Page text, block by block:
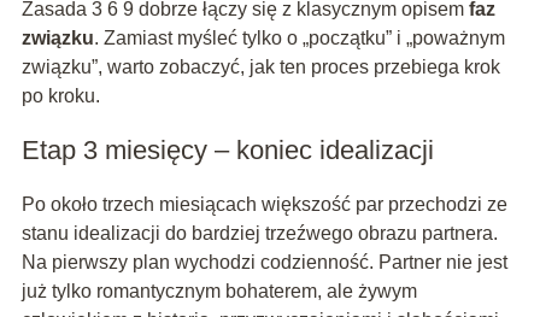
Zasada 3 6 9 dobrze łączy się z klasycznym opisem faz
związku. Zamiast myśleć tylko o „początku” i „poważnym
związku”, warto zobaczyć, jak ten proces przebiega krok
po kroku.
Etap 3 miesięcy – koniec idealizacji
Po około trzech miesiącach większość par przechodzi ze
stanu idealizacji do bardziej trzeźwego obrazu partnera.
Na pierwszy plan wychodzi codzienność. Partner nie jest
już tylko romantycznym bohaterem, ale żywym